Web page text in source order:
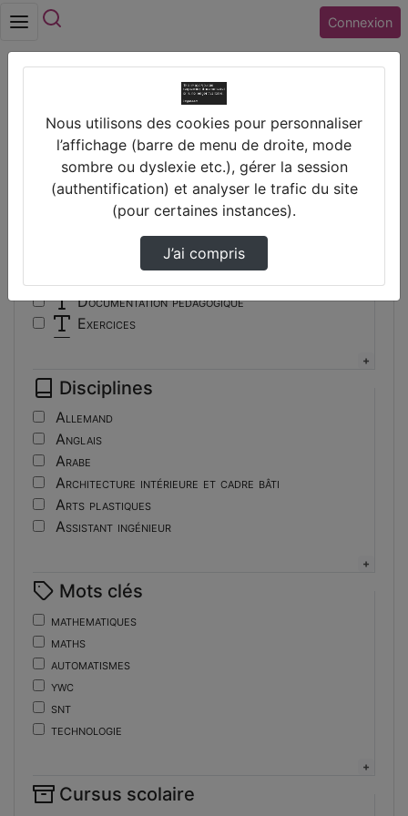
Connexion
Vidéos
Filtres
Types
Autre
Conférence
Documentation pédagogique
Exercices
Travaux d'élèves/étudiants
Tutoriel
Disciplines
Allemand
Anglais
Arabe
Architecture intérieure et cadre bâti
Arts plastiques
Assistant ingénieur
Boulangerie
Braille
Bureautique
Céramique industrielle
Chinois
Cinéma et photographie
Coiffure
Construction et réparation en carrosserie
Mots clés
mathematiques
maths
automatismes
ywc
snt
technologie
fonctions-lp
Cursus scolaire
Nous utilisons des cookies pour personnaliser
l’affichage (barre de menu de droite, mode
sombre ou dyslexie etc.), gérer la session
(authentification) et analyser le trafic du site
(pour certaines instances).
J’ai compris